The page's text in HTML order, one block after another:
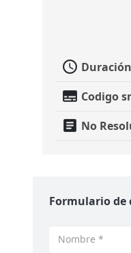
schedule
subtitles Codigo
article No
Formulario de